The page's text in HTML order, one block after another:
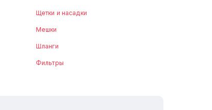
Щетки и насадки
Мешки
Шланги
Фильтры